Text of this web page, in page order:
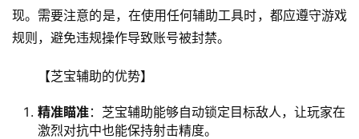
现。需要注意的是，在使用任何辅助工具时，都应遵守游戏
规则，避免违规操作导致账号被封禁。
【芝宝辅助的优势】
精准瞄准：芝宝辅助能够自动锁定目标敌人，让玩家在
激烈对抗中也能保持射击精度。